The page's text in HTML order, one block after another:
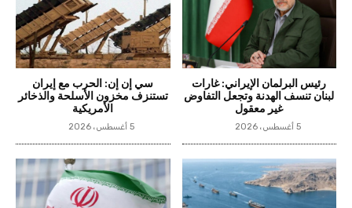
رئيس البرلمان الإيراني: غارات
لبنان تنسف الهدنة وتجعل التفاوض
غير معقول
5 أغسطس، 2026
سي إن إن: الحرب مع إيران
تستنزف مخزون الأسلحة والذخائر
الأمريكية
5 أغسطس، 2026